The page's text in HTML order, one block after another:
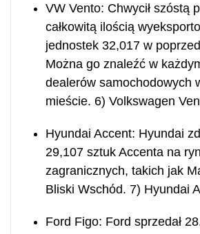
VW Vento: Chwycił szóstą
całkowitą ilością
jednostek 32,017 w
Można go znaleźć w
dealerów samochodowych
mieście. 6) Volkswagen
Hyundai Accent: Hyundai
29,107 sztuk Accenta na
zagranicznych, takich jak
Bliski Wschód. 7) Hyundai
Ford Figo: Ford sprzedał